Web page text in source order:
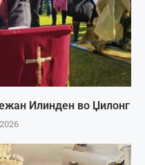
Илинден во Џилонг